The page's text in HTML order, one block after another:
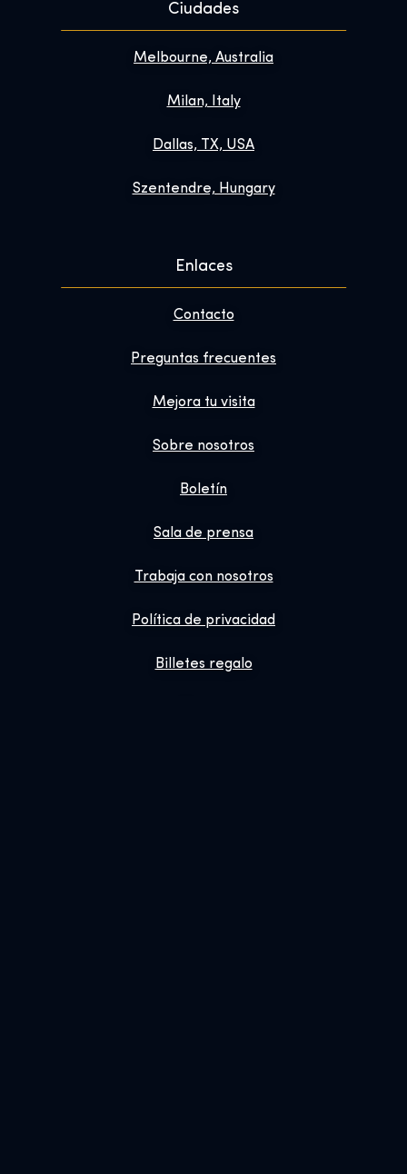
Ciudades
Melbourne, Australia
Milan, Italy
Dallas, TX, USA
Szentendre, Hungary
Enlaces
Contacto
Preguntas frecuentes
Mejora tu visita
Sobre nosotros
Boletín
Sala de prensa
Trabaja con nosotros
Política de privacidad
Billetes regalo